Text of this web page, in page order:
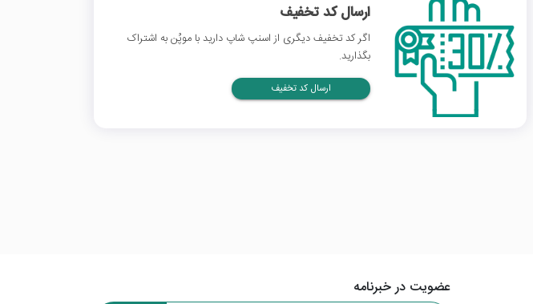
ارسال کد تخفیف
اگر کد تخفیف دیگری از اسنپ شاپ دارید با موپُن به اشتراک
بگذارید.
ارسال کد تخفیف
عضویت در خبرنامه